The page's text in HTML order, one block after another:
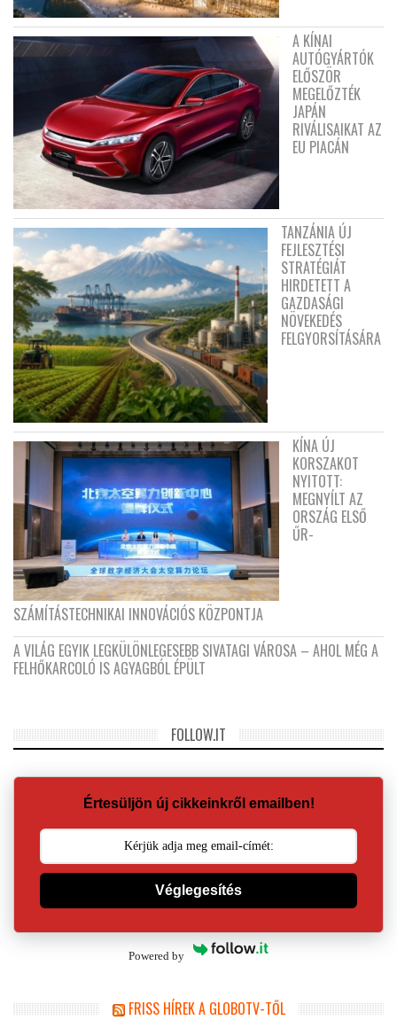
A KÍNAI
AUTÓGYÁRTÓK
ELŐSZÖR
MEGELŐZTÉK
JAPÁN
RIVÁLISAIKAT AZ
EU PIACÁN
TANZÁNIA ÚJ
FEJLESZTÉSI
STRATÉGIÁT
HIRDETETT A
GAZDASÁGI
NÖVEKEDÉS
FELGYORSÍTÁSÁRA
KÍNA ÚJ
KORSZAKOT
NYITOTT:
MEGNYÍLT AZ
ORSZÁG ELSŐ
ŰR-
SZÁMÍTÁSTECHNIKAI INNOVÁCIÓS KÖZPONTJA
A VILÁG EGYIK LEGKÜLÖNLEGESEBB SIVATAGI VÁROSA – AHOL MÉG A
FELHŐKARCOLÓ IS AGYAGBÓL ÉPÜLT
FOLLOW.IT
Értesüljön új cikkeinkről emailben!
Véglegesítés
Powered by
FRISS HÍREK A GLOBOTV-TŐL